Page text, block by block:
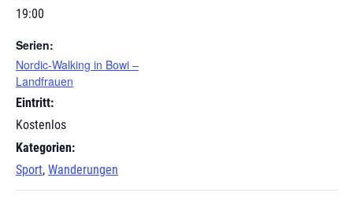
19:00
Serien:
Nordic-Walking in Bowi –
Landfrauen
Eintritt:
Kostenlos
Kategorien:
Sport, Wanderungen